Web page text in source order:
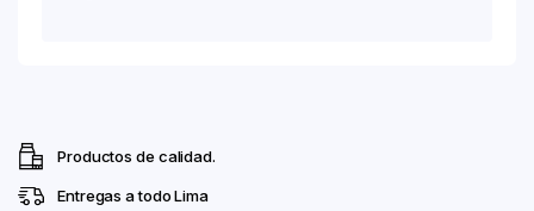
Productos de calidad.
Entregas a todo Lima